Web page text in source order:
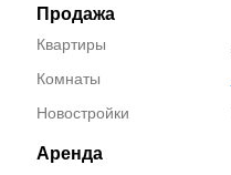
Продажа
Квартиры
Комнаты
Новостройки
Аренда